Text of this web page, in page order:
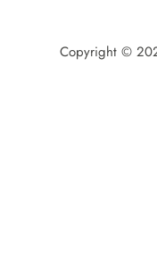
Copyright ©